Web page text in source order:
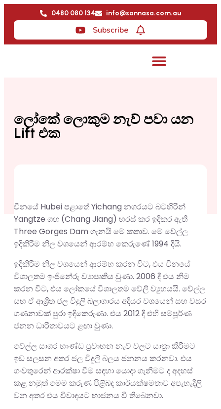
0480 080 134 info@sannasa.com.au
Subscribe
ලෝකේ ලොකුම නැව් පවා යන
Lift එක
චීනයේ Hubei පළාතේ Yichang නගරයට බටහිරින්
Yangtze ගඟ (Chang Jiang) හරස් කර ඉදිකර ඇති
Three Gorges Dam ගැනයි මේ කතාව. මේ වේල්ල
ඉදිකිරීම නිල වශයෙන් ආරම්භ කෙරුණේ 1994 දීයි.
ඉදිකිරීම නිල වශයෙන් ආරම්භ කරන විට, එය චීනයේ
විශාලතම ඉංජිනේරු ව්‍යාපෘතිය වුණා. 2006 දී එය නිම
කරන විට, එය ලෝකයේ විශාලතම වේලි ව්‍යුහයයි. වේල්ල
සහ ඒ ආශ්‍රිත ජල විදුලි බලාගාරය අදියර වශයෙන් සහ වසර
ගණනාවක් පුරා ඉදිකෙරුණා. එය 2012 දී එහි සම්පූර්ණ
ජනන ධාරිතාවයට ළඟා වුණා.
වේල්ල සාගර භාණ්ඩ ප්‍රවාහන නැව් වලට යාත්‍රා කිරීමට
ඉඩ සලසන අතර ජල විදුලි බලය ජනනය කරනවා. එය
ගංවතුරෙන් ආරක්ෂා වීම සඳහා යොදා ගැනීමට ද අදහස්
කළ නමුත් මෙම කරුණ පිළිබඳ කාර්යක්ෂමතාව අපැහැදිලි
වන අතර එය විවාදයට භාජනය වී තිබෙනවා.